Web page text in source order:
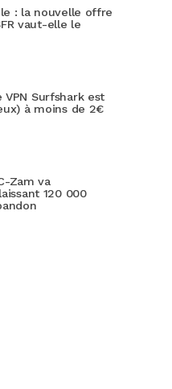
: la nouvelle offre
vaut-elle le
VPN Surfshark est
à moins de 2€
Zam va
120 000